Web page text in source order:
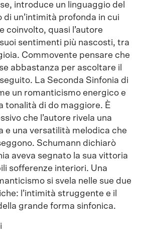
introduce un linguaggio del
un’intimità profonda in cui
coinvolto, quasi l’autore
sentimenti più nascosti, tra
Commovente pensare che
abbastanza per ascoltare il
La Seconda Sinfonia di
un romanticismo energico e
tonalità di do maggiore. È
che l’autore rivela una
e una versatilità melodica che
Schumann dichiarò
aveva segnato la sua vittoria
sofferenze interiori. Una
si svela nelle sue due
l’intimità struggente e il
grande forma sinfonica.